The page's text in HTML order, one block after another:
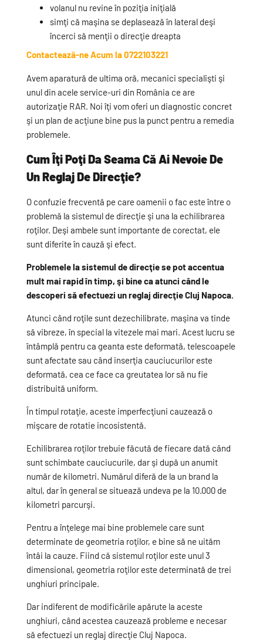
volanul nu revine în poziţia iniţială
simţi că maşina se deplasează în lateral deşi
încerci să menţii o direcţie dreapta
Contactează-ne Acum la 0722103221
Avem aparatură de ultima oră, mecanici specialişti şi
unul din acele service-uri din România ce are
autorizaţie RAR. Noi îţi vom oferi un diagnostic concret
şi un plan de acţiune bine pus la punct pentru a remedia
problemele.
Cum Îţi Poţi Da Seama Că Ai Nevoie De
Un Reglaj De Direcţie?
O confuzie frecventă pe care oamenii o fac este între o
problemă la sistemul de direcţie şi una la echilibrarea
roţilor. Deşi ambele sunt importante de corectat, ele
sunt diferite în cauză şi efect.
Problemele la sistemul de direcţie se pot accentua
mult mai rapid în timp, şi bine ca atunci când le
descoperi să efectuezi un reglaj direcţie Cluj Napoca.
Atunci când roţile sunt dezechilibrate, maşina va tinde
să vibreze, în special la vitezele mai mari. Acest lucru se
întâmplă pentru ca geanta este deformată, telescoapele
sunt afectate sau când inserţia cauciucurilor este
deformată, cea ce face ca greutatea lor să nu fie
distribuită uniform.
În timpul rotaţie, aceste imperfecţiuni cauzează o
mişcare de rotatie incosistentă.
Echilibrarea roţilor trebuie făcută de fiecare dată când
sunt schimbate cauciucurile, dar şi după un anumit
număr de kilometri. Numărul diferă de la un brand la
altul, dar în general se situează undeva pe la 10.000 de
kilometri parcurşi.
Pentru a înţelege mai bine problemele care sunt
determinate de geometria roţilor, e bine să ne uităm
întâi la cauze. Fiind că sistemul roţilor este unul 3
dimensional, geometria roţilor este determinată de trei
unghiuri principale.
Dar indiferent de modificările apărute la aceste
unghiuri, când acestea cauzează probleme e necesar
să efectuezi un reglaj direcţie Cluj Napoca.